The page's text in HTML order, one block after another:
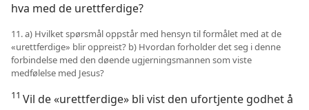
hva med de urettferdige?
11. a) Hvilket spørsmål oppstår med hensyn til formålet med at de
«urettferdige» blir oppreist? b) Hvordan forholder det seg i denne
forbindelse med den døende ugjerningsmannen som viste
medfølelse med Jesus?
11 Vil de «urettferdige» bli vist den ufortjente godhet å